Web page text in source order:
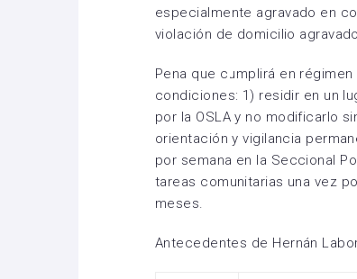
especialmente agravado en
violación de domicilio
Pena que cumplirá en
condiciones: 1) residir en un
por la OSLA y no modificarlo
orientación y vigilancia
por semana en la Seccional
tareas comunitarias una vez
meses.
Antecedentes de Hernán